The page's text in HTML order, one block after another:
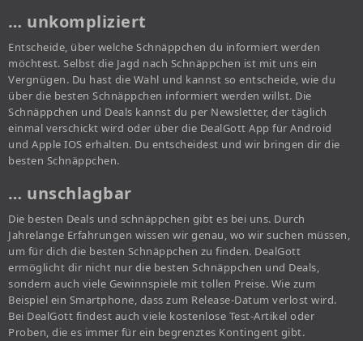
… unkompliziert
Entscheide, über welche Schnäppchen du informiert werden
möchtest. Selbst die Jagd nach Schnäppchen ist mit uns ein
Vergnügen. Du hast die Wahl und kannst so entscheide, wie du
über die besten Schnäppchen informiert werden willst. Die
Schnäppchen und Deals kannst du per Newsletter, der täglich
einmal verschickt wird oder über die DealGott App für Android
und Apple IOS erhalten. Du entscheidest und wir bringen dir die
besten Schnäppchen.
… unschlagbar
Die besten Deals und schnäppchen gibt es bei uns. Durch
Jahrelange Erfahrungen wissen wir genau, wo wir suchen müssen,
um für dich die besten Schnäppchen zu finden. DealGott
ermöglicht dir nicht nur die besten Schnäppchen und Deals,
sondern auch viele Gewinnspiele mit tollen Preise. Wie zum
Beispiel ein Smartphone, dass zum Release-Datum verlost wird.
Bei DealGott findest auch viele kostenlose Test-Artikel oder
Proben, die es immer für ein begrenztes Kontingent gibt.